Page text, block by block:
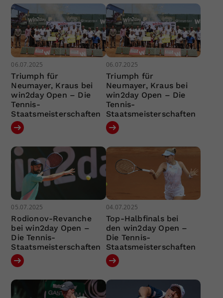
06.07.2025
Triumph für
Neumayer, Kraus bei
win2day Open – Die
Tennis-
Staatsmeisterschaften
06.07.2025
Triumph für
Neumayer, Kraus bei
win2day Open – Die
Tennis-
Staatsmeisterschaften
05.07.2025
Rodionov-Revanche
bei win2day Open –
Die Tennis-
Staatsmeisterschaften
04.07.2025
Top-Halbfinals bei
den win2day Open –
Die Tennis-
Staatsmeisterschaften